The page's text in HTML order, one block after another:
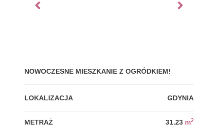
NOWOCZESNE MIESZKANIE Z OGRÓDKIEM!
LOKALIZACJA GDYNIA
METRAŻ 31.23 m2